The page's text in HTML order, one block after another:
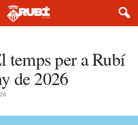
per a Rubí
de 2026